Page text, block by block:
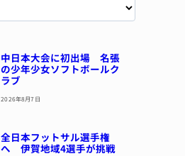
中日本大会に初出場 名張
の少年少女ソフトボールク
ラブ
2026年8月7日
全日本フットサル選手権
へ 伊賀地域4選手が挑戦